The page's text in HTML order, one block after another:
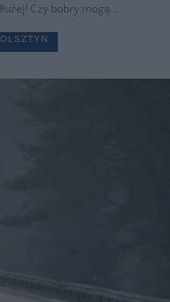
Czy bobry mogą...
OLSZTYN